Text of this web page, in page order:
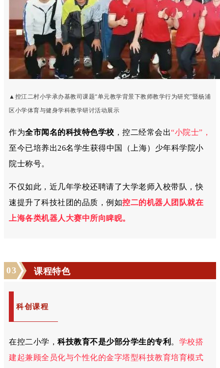
▲ 控江二村小学承办基教司课题“单元教学背景下教师教学行为研究”暨杨浦
区小学体育与健身学科教学研讨活动展示
作为全市闻名的科技特色学校 ，控二经常会出“小院士”，
至今已培养出26名学生获得中国（上海）少年科学院小
院士称号。
不仅如此，近几年学校还聘请了大学老师入校带队 ，快
速提升了科技社团的品质，例如控二的机器人团队就在
上海各类机器人大赛中所向睥睨。
03 课程特色
科创课程
在控二小学， 科技教育不是少部分学生的专利 。 学校搭
建起兼顾全员化与个性化的金字塔型科技教育培育模式